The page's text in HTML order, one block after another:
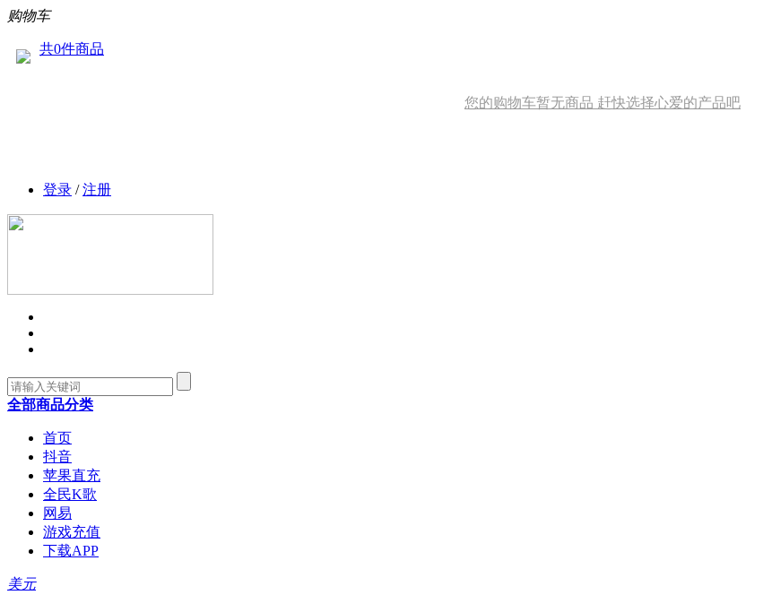
购物车
共0件商品
您的购物车暂无商品 赶快选择心爱的产品吧
登录 /注册
全部商品分类
首页
抖音
苹果直充
全民K歌
网易
游戏充值
下载APP
美元